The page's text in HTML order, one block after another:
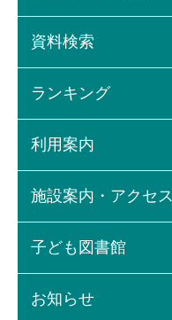
資料検索
ランキング
利用案内
施設案内・アクセス
子ども図書館
お知らせ